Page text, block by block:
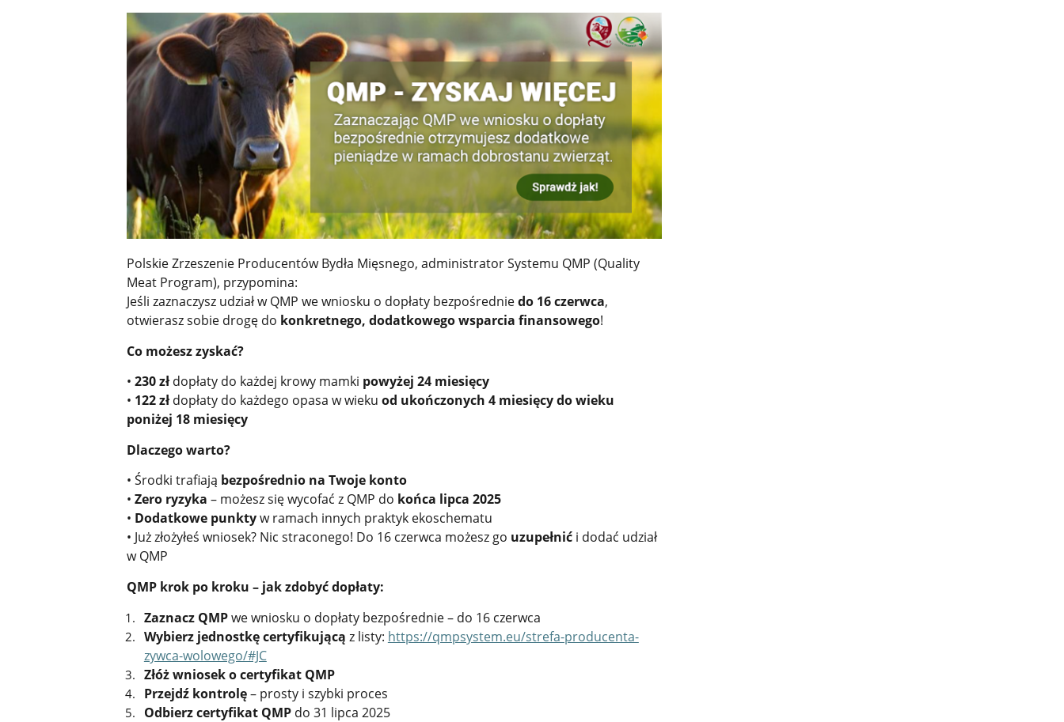
Polskie Zrzeszenie Producentów Bydła Mięsnego, administrator Systemu QMP (Quality
Meat Program), przypomina:
Jeśli zaznaczysz udział w QMP we wniosku o dopłaty bezpośredniedo 16 czerwca,
otwierasz sobie drogę do konkretnego, dodatkowego wsparcia finansowego!
Co możesz zyskać?
• 230 złdopłaty do każdej krowy mamki powyżej 24 miesięcy
• 122 złdopłaty do każdego opasa w wieku od ukończonych 4 miesięcy do wieku
poniżej 18 miesięcy
Dlaczego warto?
• Środki trafiają bezpośrednio na Twoje konto
• Zero ryzyka – możesz się wycofać z QMP do końca lipca 2025
• Dodatkowe punktyw ramach innych praktyk ekoschematu
• Już złożyłeś wniosek? Nic straconego! Do 16 czerwca możesz go uzupełnići dodać udział
w QMP
QMP krok po kroku – jak zdobyć dopłaty:
Zaznacz QMPwe wniosku o dopłaty bezpośrednie – do 16 czerwca
Wybierz jednostkę certyfikującą z listy: https://qmpsystem.eu/strefa-producenta-
zywca-wolowego/#JC
Złóż wniosek o certyfikat QMP
Przejdź kontrolę– prosty i szybki proces
Odbierz certyfikat QMPdo 31 lipca 2025